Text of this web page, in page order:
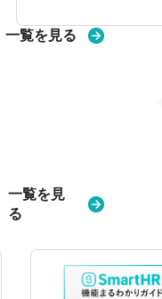
一覧を見る
一覧を見
る